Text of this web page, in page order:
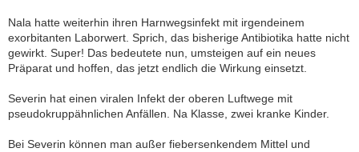
Nala hatte weiterhin ihren Harnwegsinfekt mit irgendeinem
exorbitanten Laborwert. Sprich, das bisherige Antibiotika hatte nicht
gewirkt. Super! Das bedeutete nun, umsteigen auf ein neues
Präparat und hoffen, das jetzt endlich die Wirkung einsetzt.
Severin hat einen viralen Infekt der oberen Luftwege mit
pseudokruppähnlichen Anfällen. Na Klasse, zwei kranke Kinder.
Bei Severin können man außer fiebersenkendem Mittel und